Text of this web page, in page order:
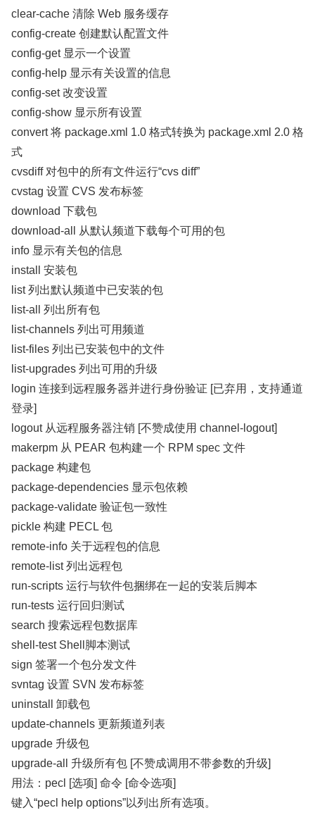
clear-cache 清除 Web 服务缓存
config-create 创建默认配置文件
config-get 显示一个设置
config-help 显示有关设置的信息
config-set 改变设置
config-show 显示所有设置
convert 将 package.xml 1.0 格式转换为 package.xml 2.0 格
式
cvsdiff 对包中的所有文件运行“cvs diff”
cvstag 设置 CVS 发布标签
download 下载包
download-all 从默认频道下载每个可用的包
info 显示有关包的信息
install 安装包
list 列出默认频道中已安装的包
list-all 列出所有包
list-channels 列出可用频道
list-files 列出已安装包中的文件
list-upgrades 列出可用的升级
login 连接到远程服务器并进行身份验证 [已弃用，支持通道
登录]
logout 从远程服务器注销 [不赞成使用 channel-logout]
makerpm 从 PEAR 包构建一个 RPM spec 文件
package 构建包
package-dependencies 显示包依赖
package-validate 验证包一致性
pickle 构建 PECL 包
remote-info 关于远程包的信息
remote-list 列出远程包
run-scripts 运行与软件包捆绑在一起的安装后脚本
run-tests 运行回归测试
search 搜索远程包数据库
shell-test Shell脚本测试
sign 签署一个包分发文件
svntag 设置 SVN 发布标签
uninstall 卸载包
update-channels 更新频道列表
upgrade 升级包
upgrade-all 升级所有包 [不赞成调用不带参数的升级]
用法：pecl [选项] 命令 [命令选项]
键入“pecl help options”以列出所有选项。